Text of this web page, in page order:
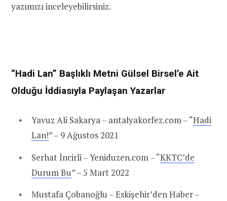
yazımızı inceleyebilirsiniz.
“Hadi Lan” Başlıklı Metni Gülsel Birsel’e Ait
Olduğu İddiasıyla Paylaşan Yazarlar
Yavuz Ali Sakarya – antalyakorfez.com – “Hadi
Lan!” – 9 Ağustos 2021
Serhat İncirli – Yeniduzen.com – “KKTC’de
Durum Bu” – 5 Mart 2022
Mustafa Çobanoğlu – Eskişehir’den Haber –